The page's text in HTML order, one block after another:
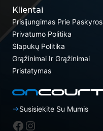
Klientai
Prisijungimas Prie Paskyros
Privatumo Politika
Slapukų Politika
Grąžinimai Ir Grąžinimai
Pristatymas
Susisiekite Su Mumis
„Facebook“
Instagram